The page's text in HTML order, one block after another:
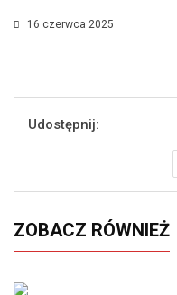
16 czerwca 2025
Udostępnij:
ZOBACZ RÓWNIEŻ